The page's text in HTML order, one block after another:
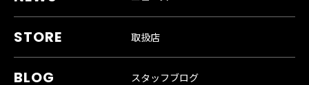
取扱店
スタッフブログ